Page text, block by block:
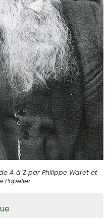
A à Z par Philippe Waret et
Popelier